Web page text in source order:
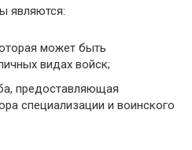
являются:
может быть
видах войск;
предоставляющая
специализации и воинского